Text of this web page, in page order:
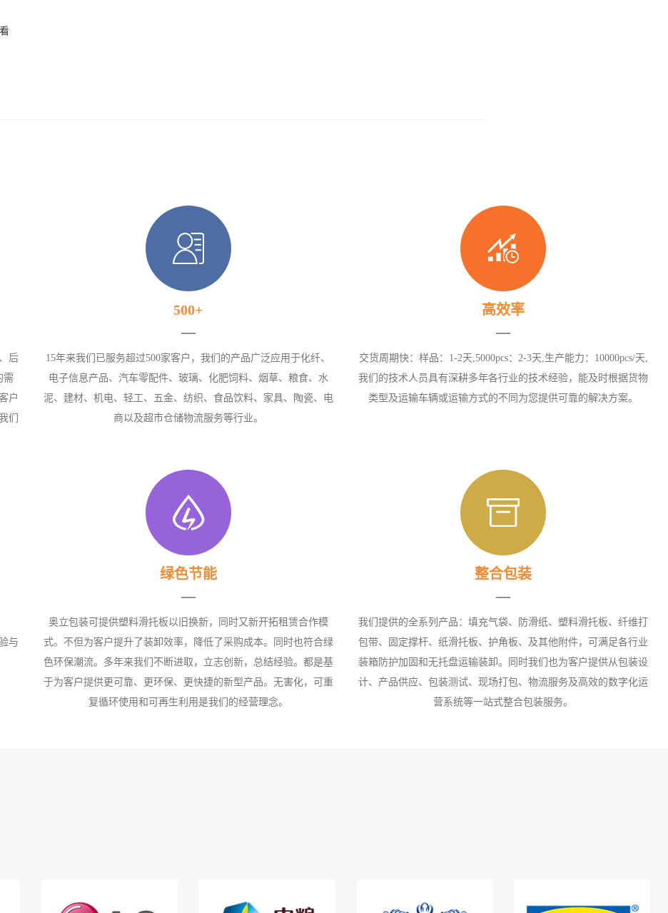
后
需
户
们
500+
15年来我们已服务超过500家客户，我们的产品广泛应用于化纤、
电子信息产品、汽车零配件、玻璃、化肥饲料、烟草、粮食、水
泥、建材、机电、轻工、五金、纺织、食品饮料、家具、陶瓷、电
商以及超市仓储物流服务等行业。
高效率
交货周期快：样品：1-2天,5000pcs：2-3天,生产能力：10000pcs/天,
我们的技术人员具有深耕多年各行业的技术经验，能及时根据货物
类型及运输车辆或运输方式的不同为您提供可靠的解决方案。
与
绿色节能
奥立包装可提供塑料滑托板以旧换新，同时又新开拓租赁合作模
式。不但为客户提升了装卸效率，降低了采购成本。同时也符合绿
色环保潮流。多年来我们不断进取，立志创新，总结经验。都是基
于为客户提供更可靠、更环保、更快捷的新型产品。无害化，可重
复循环使用和可再生利用是我们的经营理念。
整合包装
我们提供的全系列产品：填充气袋、防滑纸、塑料滑托板、纤维打
包带、固定撑杆、纸滑托板、护角板、及其他附件，可满足各行业
装箱防护加固和无托盘运输装卸。同时我们也为客户提供从包装设
计、产品供应、包装测试、现场打包、物流服务及高效的数字化运
营系统等一站式整合包装服务。